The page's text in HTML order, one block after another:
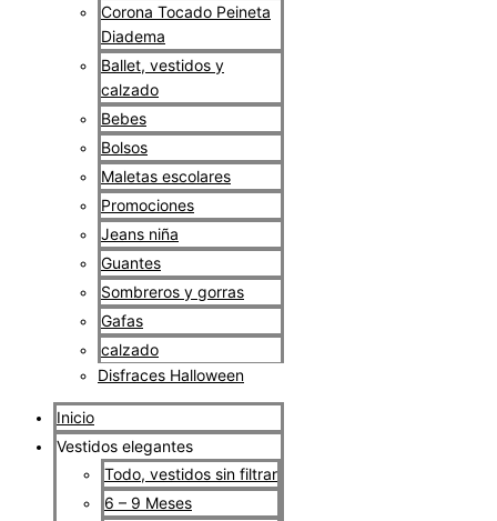
Corona Tocado Peineta
Diadema
Ballet, vestidos y
calzado
Bebes
Bolsos
Maletas escolares
Promociones
Jeans niña
Guantes
Sombreros y gorras
Gafas
calzado
Disfraces Halloween
Inicio
Vestidos elegantes
Todo, vestidos sin filtrar
6 – 9 Meses